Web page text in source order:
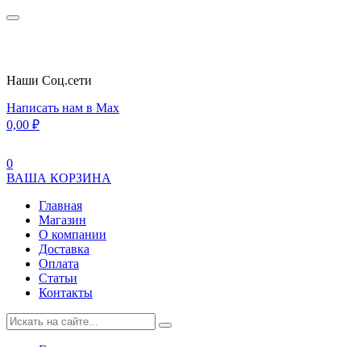
Наши Cоц.сети
Написать нам в Max
0,00 ₽
0
ВАША КОРЗИНА
Главная
Магазин
О компании
Доставка
Оплата
Статьи
Контакты